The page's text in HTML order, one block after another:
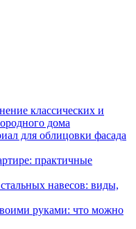
классических и
дома
для облицовки фасада
практичные
навесов: виды,
руками: что можно